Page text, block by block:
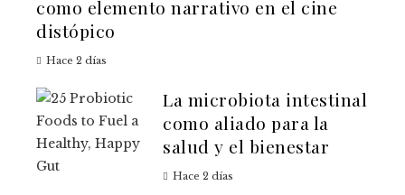
como elemento narrativo en el cine
distópico
Hace 2 días
La microbiota intestinal
como aliado para la
salud y el bienestar
Hace 2 días